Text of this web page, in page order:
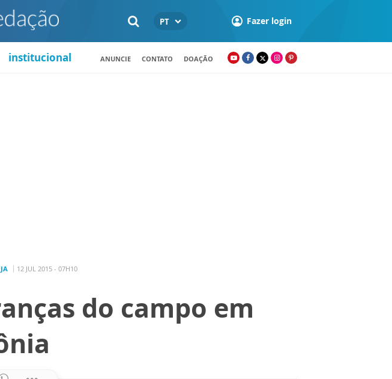
PT Fazer login
institucional ANUNCIE CONTATO DOAÇÃO
12 JUL 2015 - 07H10
do campo em